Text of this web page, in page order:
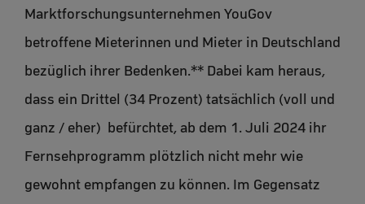
Marktforschungsunternehmen YouGov
betroffene Mieterinnen und Mieter in Deutschland
bezüglich ihrer Bedenken.** Dabei kam heraus,
dass ein Drittel (34 Prozent) tatsächlich (voll und
ganz / eher) befürchtet, ab dem 1. Juli 2024 ihr
Fernsehprogramm plötzlich nicht mehr wie
gewohnt empfangen zu können. Im Gegensatz